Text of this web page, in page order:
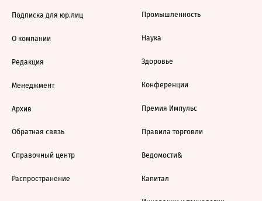
Подписка для юр.лиц
О компании
Редакция
Менеджмент
Архив
Обратная связь
Справочный центр
Распространение
Промышленность
Наука
Здоровье
Конференции
Премия Импульс
Правила торговли
Ведомости&
Капитал